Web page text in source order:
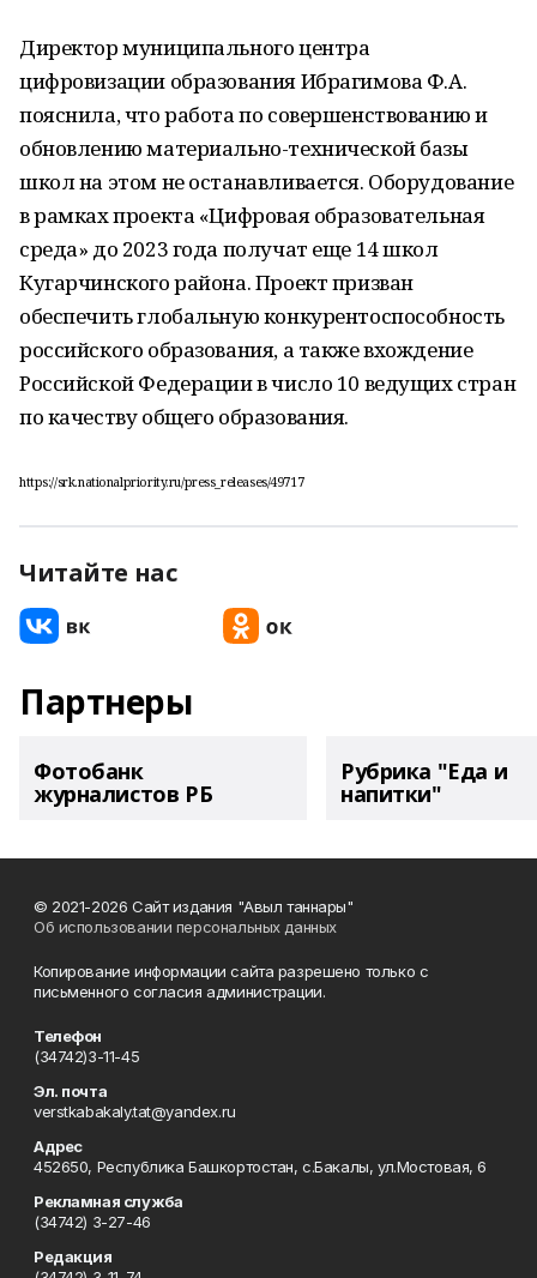
Директор муниципального центра
цифровизации образования Ибрагимова Ф.А.
пояснила, что работа по совершенствованию и
обновлению материально-технической базы
школ на этом не останавливается. Оборудование
в рамках проекта «Цифровая образовательная
среда» до 2023 года получат еще 14 школ
Кугарчинского района. Проект призван
обеспечить глобальную конкурентоспособность
российского образования, а также вхождение
Российской Федерации в число 10 ведущих стран
по качеству общего образования.
https://srk.nationalpriority.ru/press_releases/49717
Читайте нас
Партнеры
Фотобанк
журналистов РБ
Рубрика "Еда и
напитки"
© 2021-2026 Сайт издания "Авыл таннары"
Об использовании персональных данных
Копирование информации сайта разрешено только с
письменного согласия администрации.
Телефон
(34742)3-11-45
Эл. почта
verstkabakaly.tat@yandex.ru
Адрес
452650, Республика Башкортостан, с.Бакалы, ул.Мостовая, 6
Рекламная служба
(34742) 3-27-46
Редакция